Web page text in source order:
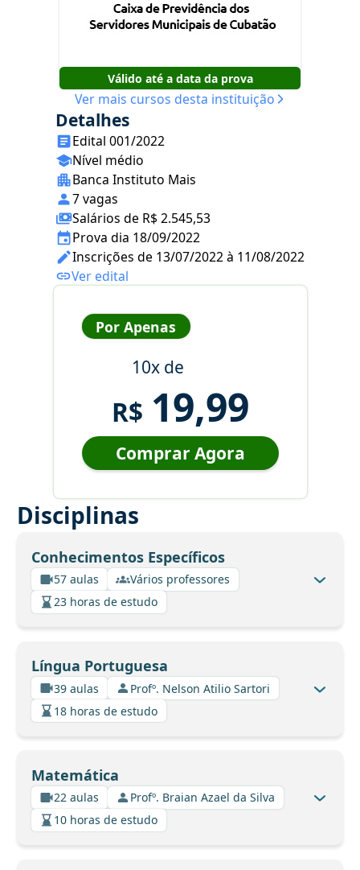
Válido até a data da prova
Ver mais cursos desta instituição
Detalhes
Edital 001/2022
Nível médio
Banca Instituto Mais
7 vagas
Salários de R$ 2.545,53
Prova dia 18/09/2022
Inscrições de 13/07/2022 à 11/08/2022
Ver edital
Por Apenas
10x de
R$ 19,99
Comprar Agora
Disciplinas
Conhecimentos Específicos
57 aulas
Vários professores
23 horas de estudo
Língua Portuguesa
39 aulas
Profº. Nelson Atilio Sartori
18 horas de estudo
Matemática
22 aulas
Profº. Braian Azael da Silva
10 horas de estudo